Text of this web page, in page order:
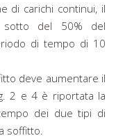
di carichi continui, il
sotto del 50% del
di tempo di 10
deve aumentare il
2 e 4 è riportata la
dei due tipi di
soffitto.